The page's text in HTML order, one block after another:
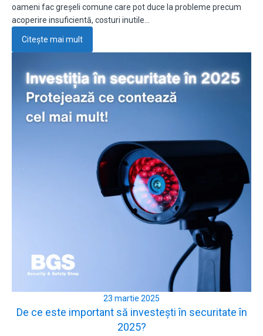
oameni fac greșeli comune care pot duce la probleme precum
acoperire insuficientă, costuri inutile…
Citește mai mult
23 martie 2025
De ce este important să investești în securitate în
2025?